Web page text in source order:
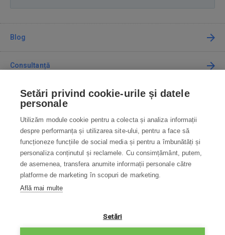
Blog
Consultanță
Cum cumpăr
Contact
Contactați-ne
info@robotworld.ro
031 22 97 010
Setări privind cookie-urile și datele
personale
Utilizăm module cookie pentru a colecta și analiza informații
despre performanța și utilizarea site-ului, pentru a face să
funcționeze funcțiile de social media și pentru a îmbunătăți și
personaliza conținutul și reclamele. Cu consimțământ, putem,
de asemenea, transfera anumite informații personale către
platforme de marketing în scopuri de marketing.
Află mai multe
Setări